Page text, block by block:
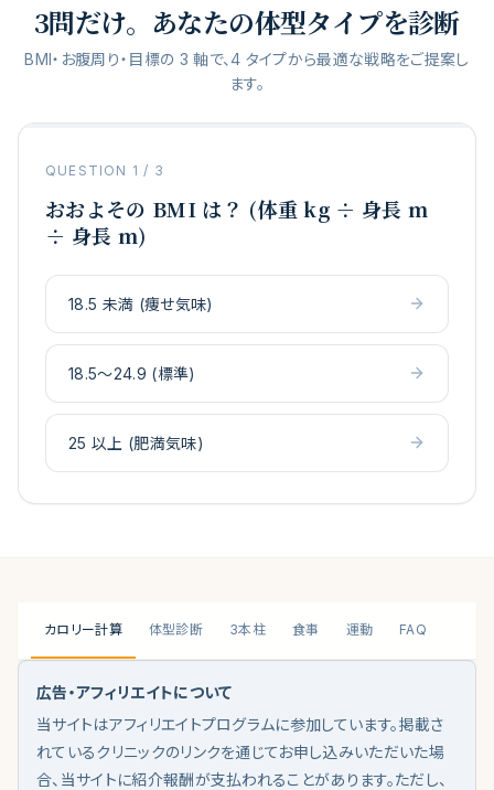
3問だけ。あなたの体型タイプを診断
BMI・お腹周り・目標の 3 軸で、4 タイプから最適な戦略をご提案し
ます。
QUESTION 1 / 3
おおよその BMI は？ (体重 kg ÷ 身長 m
÷ 身長 m)
18.5 未満 (痩せ気味)
18.5〜24.9 (標準)
25 以上 (肥満気味)
カロリー計算 体型診断 3本柱 食事 運動 FAQ
広告・アフィリエイトについて
当サイトはアフィリエイトプログラムに参加しています。掲載さ
れているクリニックのリンクを通じてお申し込みいただいた場
合、当サイトに紹介報酬が支払われることがあります。ただし、